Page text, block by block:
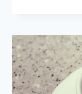
커
피
로
스